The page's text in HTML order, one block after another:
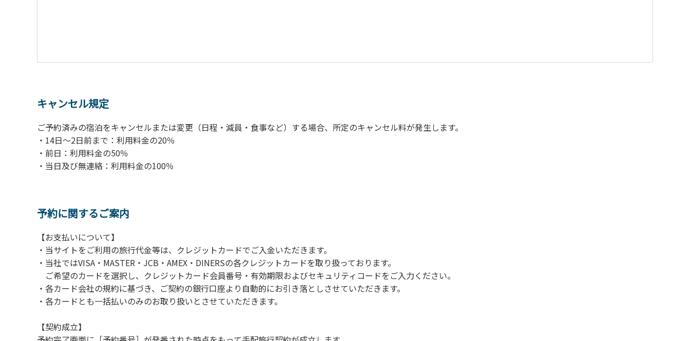
キャンセル規定
ご予約済みの宿泊をキャンセルまたは変更（日程・減員・食事など）する場合、所定のキャンセル料が発生します。
・14日～2日前まで：利用料金の20％
・前日：利用料金の50％
・当日及び無連絡：利用料金の100％
予約に関するご案内
【お支払いについて】
・当サイトをご利用の旅行代金等は、クレジットカードでご入金いただきます。
・当社ではVISA・MASTER・JCB・AMEX・DINERSの各クレジットカードを取り扱っております。
ご希望のカードを選択し、クレジットカード会員番号・有効期限およびセキュリティコードをご入力ください。
・各カード会社の規約に基づき、ご契約の銀行口座より自動的にお引き落としさせていただきます。
・各カードとも一括払いのみのお取り扱いとさせていただきます。
【契約成立】